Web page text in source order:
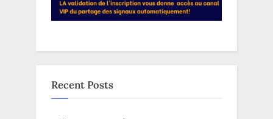
Recent Posts